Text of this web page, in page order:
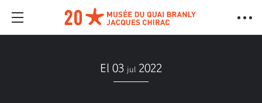
El 03 jul 2022